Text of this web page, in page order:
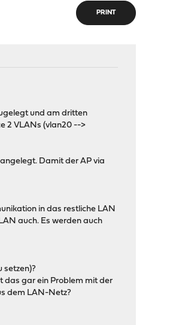
PRINT
und am dritten
2 VLANs (vlan20 -->
Damit der AP via
in das restliche LAN
auch. Es werden auch
setzen)?
das gar ein Problem mit der
dem LAN-Netz?